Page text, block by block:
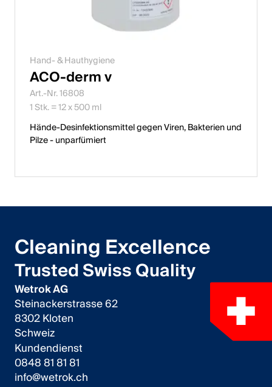
Hand- & Hauthygiene
ACO-derm v
Art.-Nr. 16808
1 Stk. = 12 x 500 ml
Hände-Desinfektionsmittel gegen Viren, Bakterien und
Pilze - unparfümiert
Cleaning Excellence
Trusted Swiss Quality
Wetrok AG
Steinackerstrasse 62
8302 Kloten
Schweiz
Kundendienst
0848 81 81 81
info@wetrok.ch